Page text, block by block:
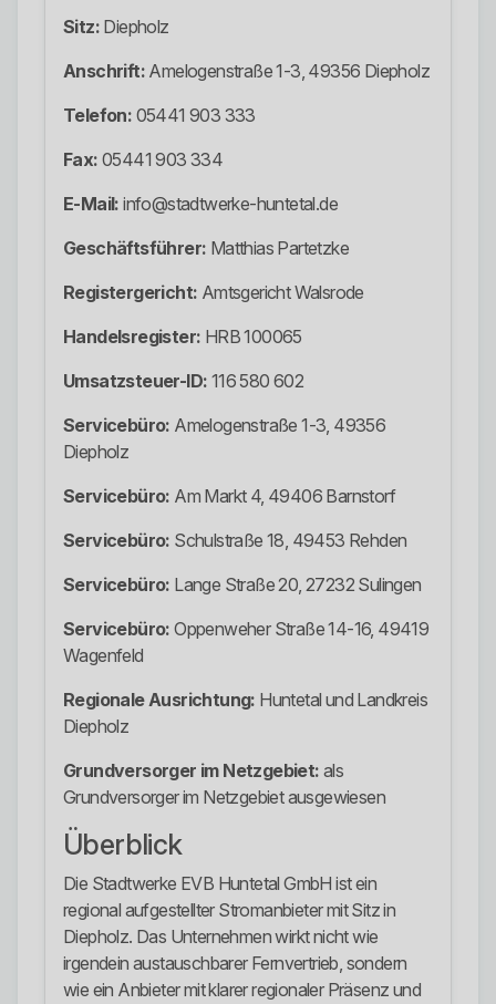
Sitz: Diepholz
Anschrift: Amelogenstraße 1-3, 49356 Diepholz
Telefon: 05441 903 333
Fax: 05441 903 334
E-Mail: info@stadtwerke-huntetal.de
Geschäftsführer: Matthias Partetzke
Registergericht: Amtsgericht Walsrode
Handelsregister: HRB 100065
Umsatzsteuer-ID: 116 580 602
Servicebüro: Amelogenstraße 1-3, 49356
Diepholz
Servicebüro: Am Markt 4, 49406 Barnstorf
Servicebüro: Schulstraße 18, 49453 Rehden
Servicebüro: Lange Straße 20, 27232 Sulingen
Servicebüro: Oppenweher Straße 14-16, 49419
Wagenfeld
Regionale Ausrichtung: Huntetal und Landkreis
Diepholz
Grundversorger im Netzgebiet: als
Grundversorger im Netzgebiet ausgewiesen
Überblick
Die Stadtwerke EVB Huntetal GmbH ist ein
regional aufgestellter Stromanbieter mit Sitz in
Diepholz. Das Unternehmen wirkt nicht wie
irgendein austauschbarer Fernvertrieb, sondern
wie ein Anbieter mit klarer regionaler Präsenz und